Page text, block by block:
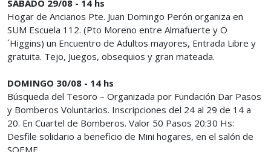
SÁBADO 29/08 - 14 hs
Hogar de Ancianos Pte. Juan Domingo Perón organiza en
SUM Escuela 112. (Pto Moreno entre Almafuerte y O
´Higgins) un Encuentro de Adultos mayores, Entrada Libre y
gratuita. Tejo, Juegos, obsequios y gran mateada.
DOMINGO 30/08 - 14 hs
Búsqueda del Tesoro – Organizada por Fundación Dar Pasos
y Bomberos Voluntarios. Inscripciones del 24 al 29 de 14 a
20. En Cuartel de Bomberos. Valor 50 Pasos 20:30 Hs:
Desfile solidario a beneficio de Mini hogares, en el salón de
SOEME